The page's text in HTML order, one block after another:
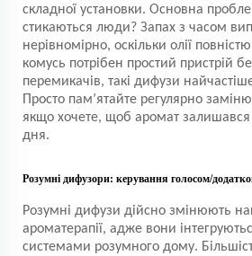
складної установки. Основна
стикаються люди? Запах з часом
нерівномірно, оскільки олії
комусь потрібен простий пристрій
перемикачів, такі дифузи
Просто пам’ятайте регулярно
якщо хочете, щоб аромат
дня.
Розумні дифузори: керування голосом/
Розумні дифузи дійсно змінюють
ароматерапії, адже вони
системами розумного дому.